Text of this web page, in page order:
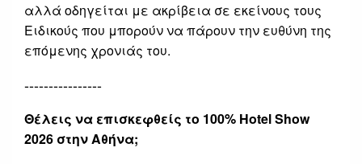
αλλά οδηγείται με ακρίβεια σε εκείνους τους
Ειδικούς που μπορούν να πάρουν την ευθύνη της
επόμενης χρονιάς του.
----------------
Θέλεις να επισκεφθείς το 100% Hotel Show
2026 στην Αθήνα;